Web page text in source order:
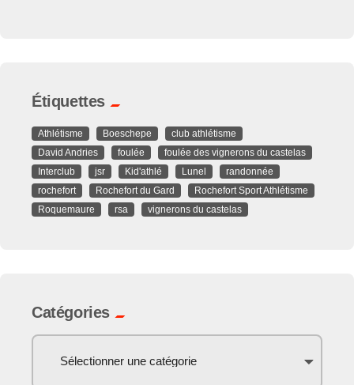
Étiquettes
Athlétisme Boeschepe
club athlétisme
David Andries
foulée
foulée des vignerons du castelas
Interclub
jsr Kid'athlé Lunel
randonnée
rochefort
Rochefort du Gard
Rochefort Sport Athlétisme
Roquemaure
rsa vignerons du castelas
Catégories